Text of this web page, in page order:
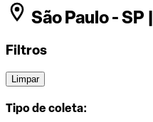
São Paulo - SP |
Filtros
Limpar
Tipo de coleta: